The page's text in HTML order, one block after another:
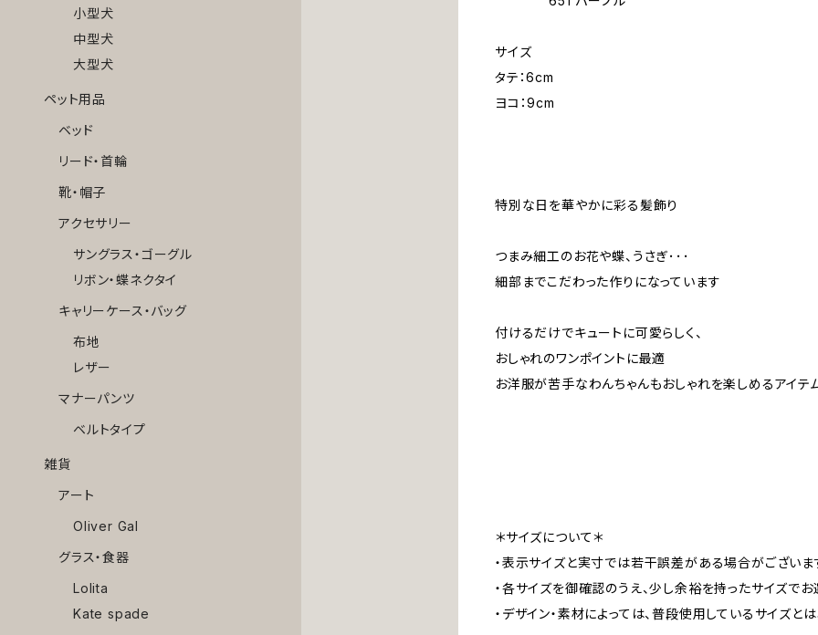
サイズ
タテ：6cm
ヨコ：9cm
特別な日を華やかに彩る髪飾り
つまみ細工のお花や蝶、うさぎ･･･
細部までこだわった作りになっています
付けるだけでキュートに可愛らしく、
おしゃれのワンポイントに最適
お洋服が苦手なわんちゃんもおしゃれを楽しめるアイテ
＊サイズについて＊
・表示サイズと実寸では若干誤差がある場合がございま
・各サイズを御確認のうえ、少し余裕を持ったサイズで
・デザイン・素材によっては、普段使用しているサイズと
小型犬
中型犬
大型犬
ペット用品
ベッド
リード・首輪
靴・帽子
アクセサリー
サングラス・ゴーグル
リボン・蝶ネクタイ
キャリーケース・バッグ
布地
レザー
マナーパンツ
ベルトタイプ
雑貨
アート
Oliver Gal
グラス・食器
Lolita
Kate spade